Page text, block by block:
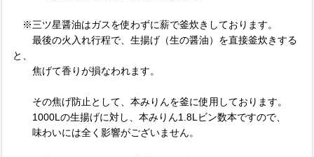
※三ツ星醤油はガスを使わずに薪で釜炊きしております。
最後の火入れ行程で、生揚げ（生の醤油）を直接釜炊きする
と、
焦げて香りが損なわれます。
その焦げ防止として、本みりんを釜に使用しております。
1000Lの生揚げに対し、本みりん1.8Lビン数本ですので、
味わいには全く影響がございません。